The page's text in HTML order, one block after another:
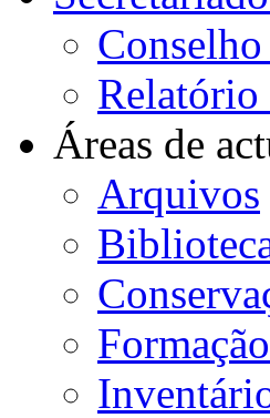
Relatório
Áreas de
Arquivos